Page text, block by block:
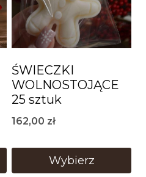
ŚWIECZKI
WOLNOSTOJĄCE
25 sztuk
162,00 zł
Wybierz